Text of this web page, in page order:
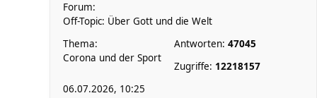
Forum:
Off-Topic: Über Gott und die Welt
Thema:
Corona und der Sport
Antworten: 47045
Zugriffe: 12218157
06.07.2026, 10:25